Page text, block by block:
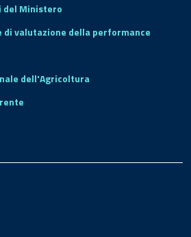
Ministero
di valutazione della performance
dell'Agricoltura